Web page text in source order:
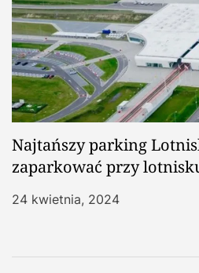
Najtańszy parking
zaparkować przy
24 kwietnia, 2024